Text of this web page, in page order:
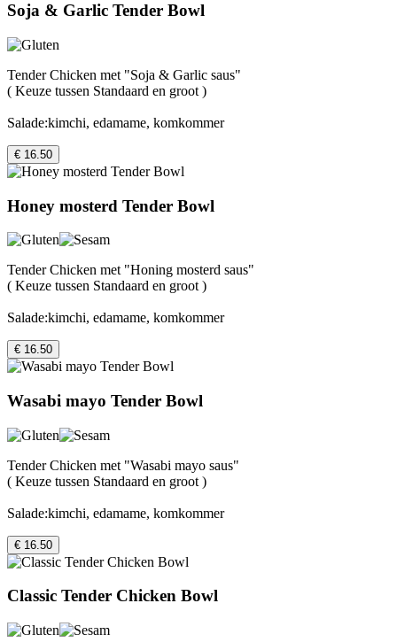
Soja & Garlic Tender Bowl
Tender Chicken met "Soja & Garlic saus"
( Keuze tussen Standaard en groot )
Salade:kimchi, edamame, komkommer
€ 16.50
Honey mosterd Tender Bowl
Tender Chicken met "Honing mosterd saus"
( Keuze tussen Standaard en groot )
Salade:kimchi, edamame, komkommer
€ 16.50
Wasabi mayo Tender Bowl
Tender Chicken met "Wasabi mayo saus"
( Keuze tussen Standaard en groot )
Salade:kimchi, edamame, komkommer
€ 16.50
Classic Tender Chicken Bowl